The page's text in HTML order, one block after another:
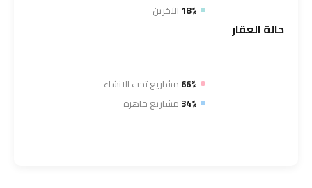
18% الآخرين
حالةالعقار
66% مشاريع تحت الانشاء
34% مشاريع جاهزة